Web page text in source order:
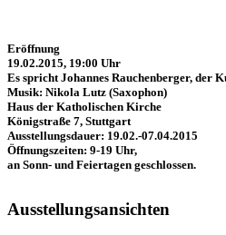
Eröffnung
19.02.2015, 19:00 Uhr
Es spricht Johannes Rauchenberger, der
Musik: Nikola Lutz (Saxophon)
Haus der Katholischen Kirche
Königstraße 7, Stuttgart
Ausstellungsdauer: 19.02.-07.04.2015
Öffnungszeiten: 9-19 Uhr,
an Sonn- und Feiertagen geschlossen.
Ausstellungsansichten